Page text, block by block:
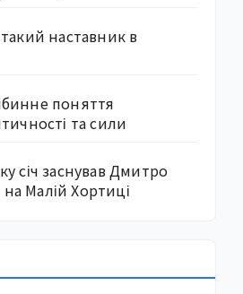
наставник в
поняття
та сили
січ заснував Дмитро
Малій Хортиці